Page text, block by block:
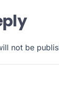
not be